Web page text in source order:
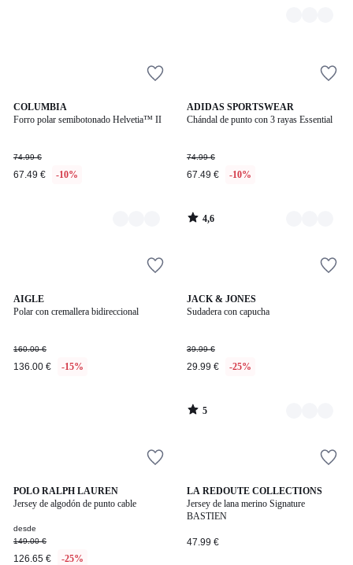
COLUMBIA
Forro polar semibotonado Helvetia™ II
74.99 €
67.49 € -10%
3
Colores
ADIDAS SPORTSWEAR
Chándal de punto con 3 rayas Essential
74.99 €
67.49 € -10%
4,6
/ 5
3
Colores
4,6
AIGLE
Polar con cremallera bidireccional
160.00 €
136.00 € -15%
JACK & JONES
Sudadera con capucha
39.99 €
29.99 € -25%
5
/
4
Colores
5
POLO RALPH LAUREN
Jersey de algodón de punto cable
desde
149.00 €
126.65 € -25%
4,3
/ 5
7
Colores
LA REDOUTE COLLECTIONS
Jersey de lana merino Signature
BASTIEN
47.99 €
4,4
/ 5
2
Colores